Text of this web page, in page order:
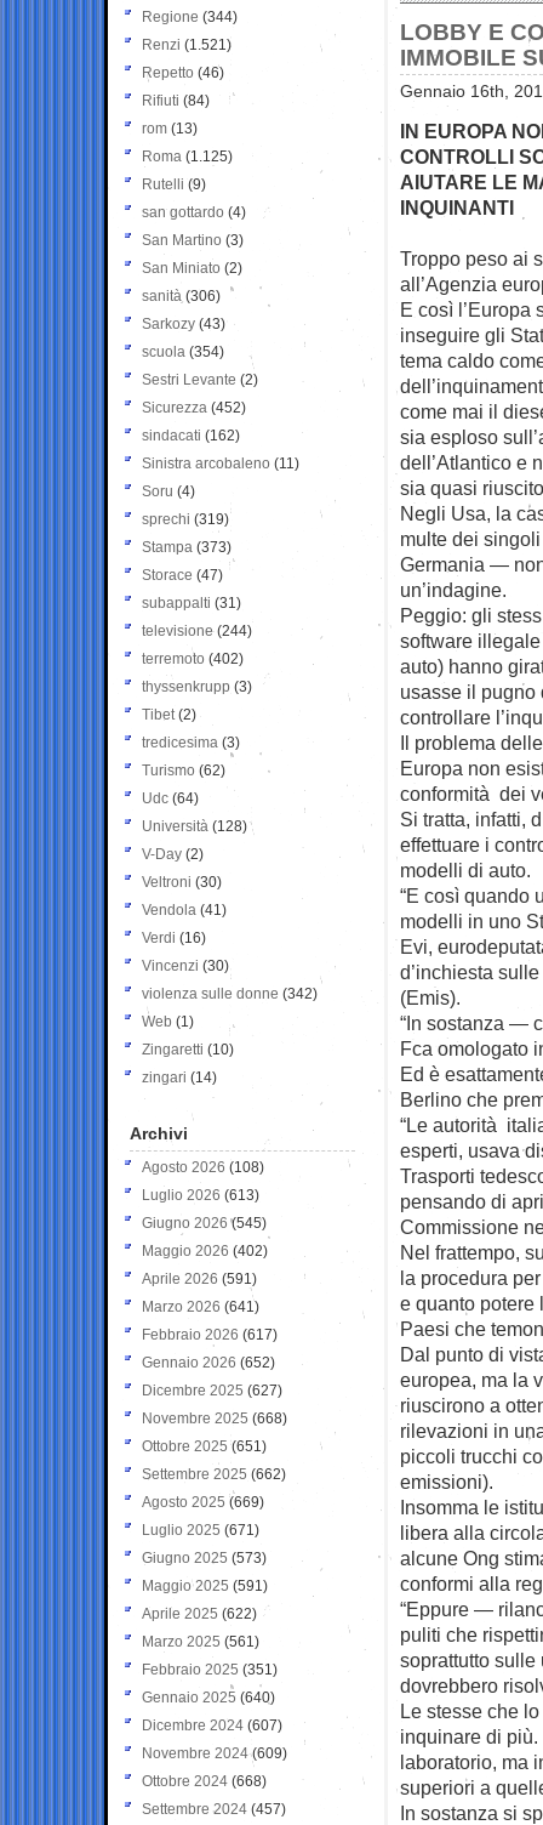
LOBBY E
IMMOBILE
Gennaio 16th,
IN EUROPA
CONTROLLI
AIUTARE LE
INQUINANTI
Troppo peso ai
all’Agenzia
E così l’Europa
inseguire gli
tema caldo
come mai il
sia esploso
dell’Atlantico e
sia quasi
Negli Usa, la
multe dei
Germania —
un’indagine.
Peggio: gli
software
auto) hanno
usasse il pugno
controllare
Il problema
Europa non
conformità dei
Si tratta, infatti,
effettuare i
modelli di auto.
“E così quando
modelli in uno
Evi,
d’inchiesta
(Emis).
“In sostanza —
Fca omologato
Ed è
Berlino che
“Le autorità
esperti, usava
Trasporti
pensando di
Commissione
Nel frattempo,
la procedura
e quanto potere
Paesi che
Dal punto di
europea, ma la
riuscirono a
rilevazioni in
piccoli trucchi
emissioni).
Insomma le
libera alla
alcune Ong
conformi alla
“Eppure —
puliti che
soprattutto sulle
dovrebbero
Le stesse che
inquinare di
laboratorio, ma
superiori a
In sostanza si
Regione (344)
Renzi (1.521)
Repetto (46)
Rifiuti (84)
rom (13)
Roma (1.125)
Rutelli (9)
san gottardo (4)
San Martino (3)
San Miniato (2)
sanità (306)
Sarkozy (43)
scuola (354)
Sestri Levante (2)
Sicurezza (452)
sindacati (162)
Sinistra arcobaleno (11)
Soru (4)
sprechi (319)
Stampa (373)
Storace (47)
subappalti (31)
televisione(244)
terremoto (402)
thyssenkrupp (3)
Tibet(2)
tredicesima (3)
Turismo (62)
Udc (64)
Università (128)
V-Day (2)
Veltroni (30)
Vendola (41)
Verdi (16)
Vincenzi (30)
violenza sulle donne (342)
Web (1)
Zingaretti (10)
zingari (14)
Archivi
Agosto 2026 (108)
Luglio 2026 (613)
Giugno 2026 (545)
Maggio 2026 (402)
Aprile 2026 (591)
Marzo 2026 (641)
Febbraio 2026 (617)
Gennaio 2026 (652)
Dicembre 2025 (627)
Novembre 2025 (668)
Ottobre 2025 (651)
Settembre 2025 (662)
Agosto 2025 (669)
Luglio 2025 (671)
Giugno 2025 (573)
Maggio 2025 (591)
Aprile 2025 (622)
Marzo 2025 (561)
Febbraio 2025 (351)
Gennaio 2025 (640)
Dicembre 2024 (607)
Novembre 2024(609)
Ottobre 2024 (668)
Settembre 2024 (457)